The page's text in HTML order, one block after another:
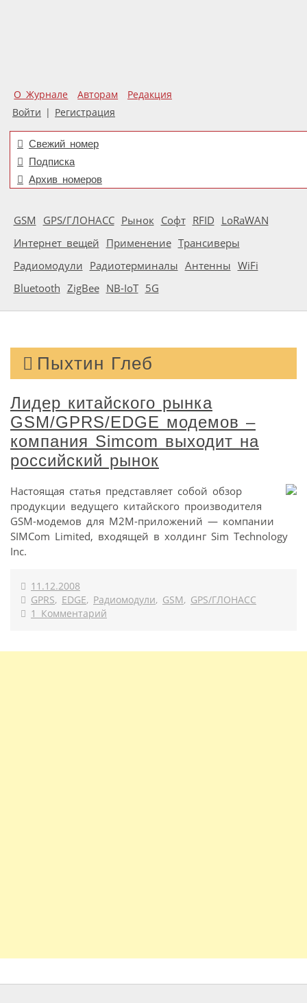
О Журнале Авторам
Редакция
Войти | Регистрация
Свежий номер
Подписка
Архив номеров
GSM GPS/ГЛОНАСС Рынок Софт RFID LoRaWAN
Интернет вещей Применение Трансиверы
Радиомодули Радиотерминалы Антенны WiFi
Bluetooth ZigBee NB-IoT 5G
Пыхтин Глеб
Лидер китайского рынка
GSM/GPRS/EDGE модемов –
компания Simcom выходит на
российский рынок
Настоящая статья представляет собой обзор
продукции ведущего китайского производителя
GSM-модемов для M2M-приложений — компании
SIMCom Limited, входящей в холдинг Sim Technology
Inc.
11.12.2008
GPRS, EDGE, Радиомодули, GSM, GPS/ГЛОНАСС
1 Комментарий